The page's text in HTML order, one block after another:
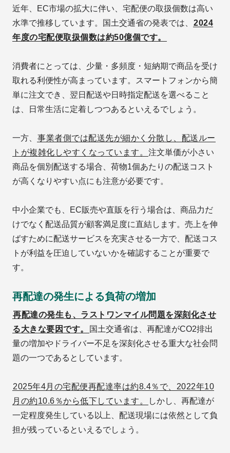
近年、EC市場の拡大に伴い、宅配便の取扱個数は高い
水準で推移しています。国土交通省の発表では、 2024
年度の宅配便取扱個数は約50億個です。
消費者にとっては、少量・多頻度・短納期で商品を受け
取れる利便性が高まっています。スマートフォンから簡
単に注文でき、翌日配送や日時指定配送を選べること
は、日常生活に定着しつつあるといえるでしょう。
一方、 事業者側では配送先が細かく分散し、配送ルー
トが複雑化しやすくなっています。 注文単価が小さい
商品を個別配送する場合、荷物1個あたりの配送コスト
が高くなりやすい点にも注意が必要です。
中小企業でも、EC販売や直販を行う場合は、商品力だ
けでなく配送品質が顧客満足度に直結します。売上を伸
ばすために配送サービスを充実させる一方で、配送コス
トが利益を圧迫していないかを確認することが重要で
す。
再配達の発生による負荷の増加
再配達の発生も、ラストワンマイル問題を深刻化させ
る大きな要因です。
国土交通省は、再配達がCO2排出
量の増加やドライバー不足を深刻化させる重大な社会問
題の一つであるとしています。
2025年4月の宅配便再配達率は約8.4％で、2022年10
月の約10.6％から低下しています。
しかし、再配達が
一定程度発生している以上、配送現場には依然として負
担が残っているといえるでしょう。